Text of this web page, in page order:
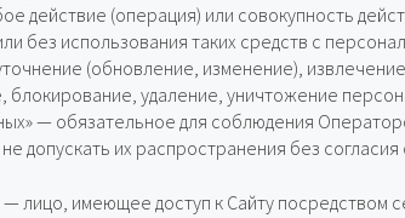
действие (операция) или совокупность
без использования таких средств с
(обновление, изменение),
блокирование, удаление, уничтожение
— обязательное для соблюдения
допускать их распространения без
— лицо, имеющее доступ к Сайту посредством